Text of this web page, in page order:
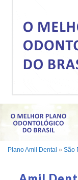
Plano Amil Dental » São